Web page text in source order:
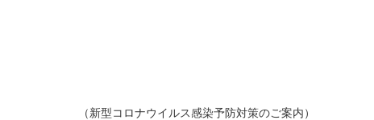
（新型コロナウイルス感染予防対策のご案内）